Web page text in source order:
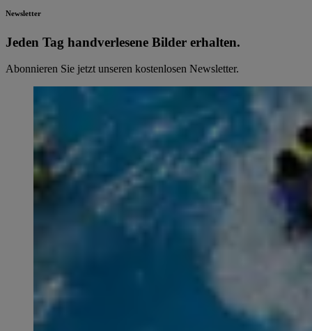
Newsletter
Jeden Tag hand­ver­le­se­ne Bilder erhalten.
Abonnieren Sie jetzt unseren kostenlosen Newsletter.